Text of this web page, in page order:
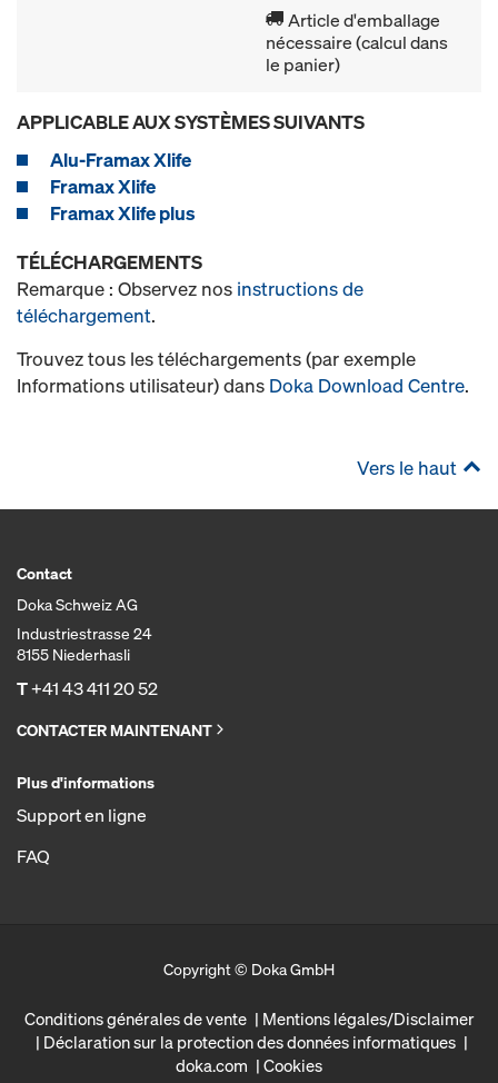
Article d'emballage
nécessaire (calcul dans
le panier)
APPLICABLE AUX SYSTÈMES SUIVANTS
Alu-Framax Xlife
Framax Xlife
Framax Xlife plus
TÉLÉCHARGEMENTS
Remarque : Observez nos instructions de
téléchargement.
Trouvez tous les téléchargements (par exemple
Informations utilisateur) dans Doka Download Centre.
Vers le haut
Contact
Doka Schweiz AG
Industriestrasse 24
8155 Niederhasli
T+41 43 411 20 52
CONTACTER MAINTENANT
Plus d'informations
Support en ligne
FAQ
Copyright © Doka GmbH
Conditions générales de vente
Mentions légales/Disclaimer
Déclaration sur la protection des données informatiques
doka.com
Cookies